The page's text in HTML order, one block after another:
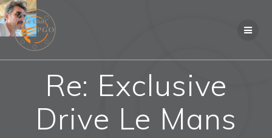
Re: Exclusive
Drive Le Mans